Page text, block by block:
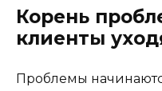
Корень
клиенты
Проблемы